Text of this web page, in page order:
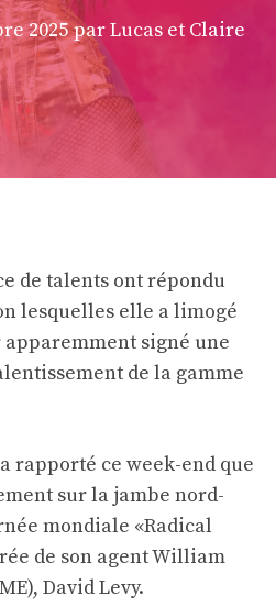
2025 par Lucas et Claire
de talents ont répondu
lesquelles elle a limogé
signé une
de la gamme
a rapporté ce week-end que
sur la jambe nord-
mondiale «Radical
de son agent William
David Levy.